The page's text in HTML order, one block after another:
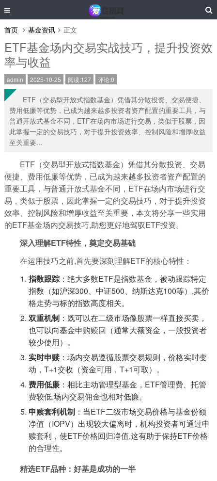
首页 基金资讯 正文
ETF基金场内交易实战技巧，提升投资效
率与收益
admin 2025-10-25 阅读:127 评论:0
ETF（交易型开放式指数基金）凭借其分散投资、交易便捷、
费用低廉等优势，已成为越来越多投资者资产配置的重要工具，与
普通开放式基金不同，ETF在场内市场进行交易，类似于股票，因
此掌握一定的交易技巧，对于提升投资效率、控制风险和增厚收益
至关重要...
ETF（交易型开放式指数基金）凭借其分散投资、交易
便捷、费用低廉等优势，已成为越来越多投资者资产配置的
重要工具，与普通开放式基金不同，ETF在场内市场进行交
易，类似于股票，因此掌握一定的交易技巧，对于提升投资
效率、控制风险和增厚收益至关重要，本文将分享一些实用
的ETF基金场内交易技巧,助您更好地驾驭ETF投资。
深入理解ETF特性，奠定交易基础
在运用技巧之前,首先要深刻理解ETF的核心特性：
指数跟踪：绝大多数ETF是指数基金，被动跟踪特定
指数（如沪深300、中证500、纳斯达克100等）,其价
格走势与标的指数高度相关。
双重机制：既可以在二级市场像股票一样直接买卖，
也可以向基金申购赎回（通常大额资金，一般投资者
较少使用）。
实时申赎：场内交易遵循股票交易规则，价格实时变
动，T+1交收（资金可用，T+1可取）。
费用低廉：相比主动管理型基金，ETF管理费、托管
费较低,场内交易佣金也相对低廉。
申赎套利机制：当ETF二级市场交易价格与基金份额
净值（IOPV）出现较大偏离时，机构投资者可通过申
赎套利，使ETF价格回归净值,这有助于保持ETF价格
的合理性。
精选ETF品种：好基是成功的一半